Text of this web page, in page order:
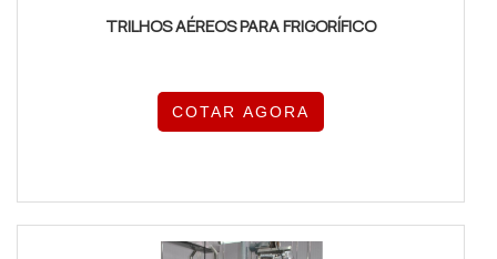
TRILHOS AÉREOS PARA FRIGORÍFICO
COTAR AGORA